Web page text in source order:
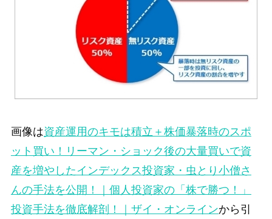
画像は資産運用のキモは積立＋株価暴落時のスポ
ット買い！リーマン・ショック後の大量買いで資
産を増やしたインデックス投資家・虫とり小僧さ
んの手法を公開！｜個人投資家の「株で勝つ！」
投資手法を徹底解剖！｜ザイ・オンラインから引